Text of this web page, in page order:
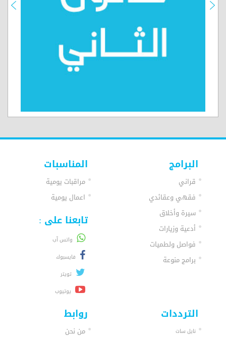
البرامج
قراني
فقهي وعقائدي
سيرة وأخلاق
أدعية وزيارات
فواصل ولطميات
برامج منوعة
المناسبات
مراقبات يومية
اعمال يومية
تابعنا على :
واتس آب
فايسبوك
تويتر
يوتيوب
الترددات
نايل سات
روابط
من نحن